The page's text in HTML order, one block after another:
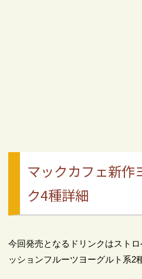
マックカフェ新作
ク4種詳細
今回発売となるドリンクはスト
ッションフルーツヨーグルト系2